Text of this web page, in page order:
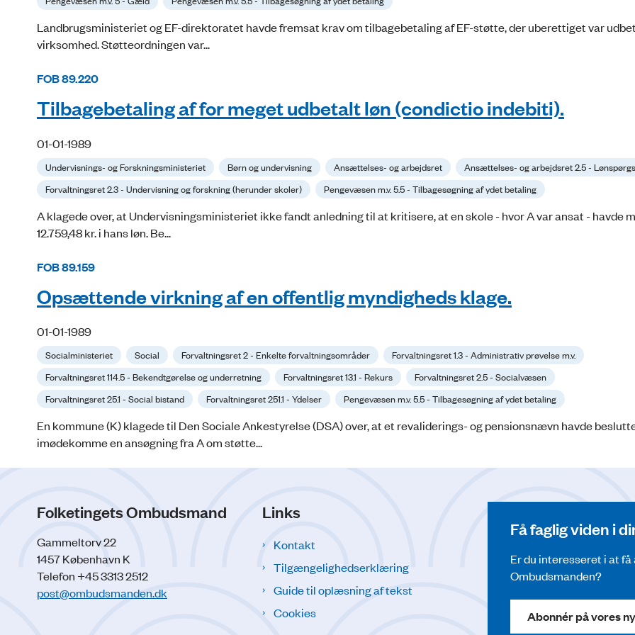
Landbrugsministeriet og EF-direktoratet havde fremsat krav om tilbagebetaling af EF-støtte, der uberettiget var
virksomhed. Støtteordningen var...
FOB 89.220
Tilbagebetaling af for meget udbetalt løn (condictio indebiti).
01-01-1989
Undervisnings- og Forskningsministeriet Børn og undervisning Ansættelses- og arbejdsret
Ansættelses- og arbejdsret 2.5 -
Forvaltningsret 2.3 - Undervisning og forskning (herunder skoler)
Pengevæsen m.v. 5.5 - Tilbagesøgning af ydet betaling
A klagede over, at Undervisningsministeriet ikke fandt anledning til at kritisere, at en skole - hvor A var ansat - havde
12.759,48 kr. i hans løn. Be...
FOB 89.159
Opsættende virkning af en offentlig myndigheds klage.
01-01-1989
Socialministeriet Social Forvaltningsret 2 - Enkelte forvaltningsområder
Forvaltningsret 1.3 - Administrativ prøvelse m.v.
Forvaltningsret 114.5 - Bekendtgørelse og underretning
Forvaltningsret 13.1 - Rekurs
Forvaltningsret 2.5 - Socialvæsen
Forvaltningsret 25.1 - Social bistand
Forvaltningsret 251.1 - Ydelser Pengevæsen m.v. 5.5 - Tilbagesøgning af ydet betaling
En kommune (K) klagede til Den Sociale Ankestyrelse (DSA) over, at et revaliderings- og pensionsnævn havde
imødekomme en ansøgning fra A om støtte...
Folketingets Ombudsmand
Gammeltorv 22
1457 København K
Telefon +45 3313 2512
post@ombudsmanden.dk
Links
Kontakt
Tilgængelighedserklæring
Guide til oplæsning af tekst
Cookies
Få faglig viden i
Er du interesseret i at
Ombudsmanden?
Abonnér på vores